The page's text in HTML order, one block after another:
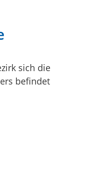
sich die
befindet